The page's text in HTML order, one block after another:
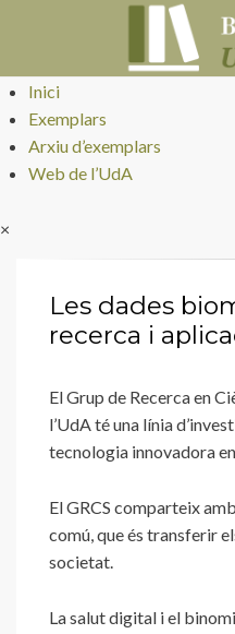
Inici
Exemplars
Arxiu d’exemplars
Web de l’UdA
×
Les dades
recerca i
El Grup de Recerca en
l’UdA té una línia
tecnologia innovadora
El GRCS comparteix
comú, que és transferir
societat.
La salut digital i el